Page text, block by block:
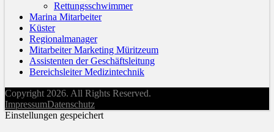
Rettungsschwimmer
Marina Mitarbeiter
Küster
Regionalmanager
Mitarbeiter Marketing Müritzeum
Assistenten der Geschäftsleitung
Bereichsleiter Medizintechnik
Copyright 2026. All Rights Reserved.
ImpressumDatenschutz
Einstellungen gespeichert